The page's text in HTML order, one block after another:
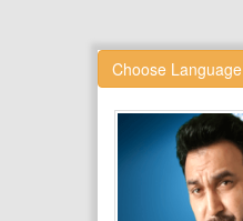
Choose Language